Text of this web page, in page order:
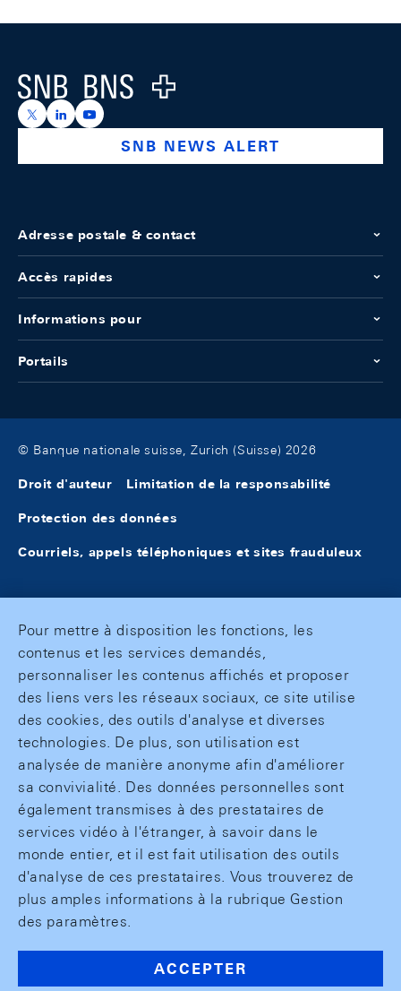
Logo
https://x.com/snb_bns
https://ch.linkedin.com/company/swiss-national-
https://www.youtube.com/@swissnationalbank
SNB NEWS ALERT
Adresse postale & contact
Accès rapides
Informations pour
Portails
© Banque nationale suisse, Zurich (Suisse) 2026
Droit d'auteur Limitation de la responsabilité
Protection des données
Courriels, appels téléphoniques et sites frauduleux
Pour mettre à disposition les fonctions, les
contenus et les services demandés,
personnaliser les contenus affichés et proposer
des liens vers les réseaux sociaux, ce site utilise
des cookies, des outils d'analyse et diverses
technologies. De plus, son utilisation est
analysée de manière anonyme afin d'améliorer
sa convivialité. Des données personnelles sont
également transmises à des prestataires de
services vidéo à l'étranger, à savoir dans le
monde entier, et il est fait utilisation des outils
d'analyse de ces prestataires. Vous trouverez de
plus amples informations à la rubrique Gestion
des paramètres.
ACCEPTER